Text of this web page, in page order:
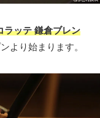
ラッテ 鎌倉ブレン
より始まります。